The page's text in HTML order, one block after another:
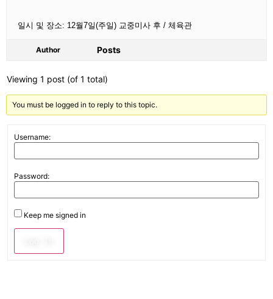
일시 및 장소: 12월7일(주일) 교중미사 후 / 체육관
Author Posts
Viewing 1 post (of 1 total)
You must be logged in to reply to this topic.
Username:
Password:
Keep me signed in